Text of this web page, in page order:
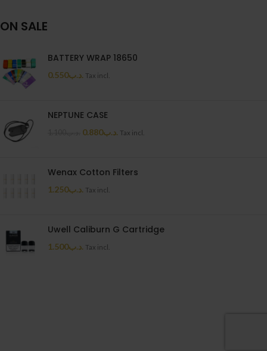
ON SALE
BATTERY WRAP 18650
.د.ب0.550 Tax incl.
NEPTUNE CASE
.د.ب0.880 Tax incl.
Wenax Cotton Filters
.د.ب1.250 Tax incl.
Uwell Caliburn G Cartridge
.د.ب1.500 Tax incl.